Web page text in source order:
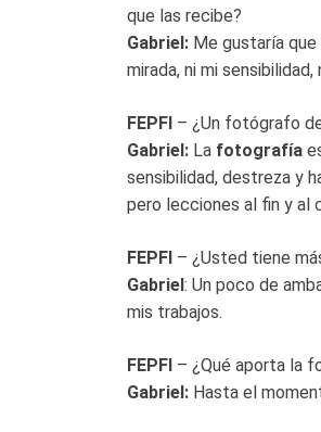
que las recibe?
Gabriel: Me gustaría
mirada, ni mi
FEPFI – ¿Un fotógrafo
Gabriel: La fotografía
sensibilidad, destreza y
pero lecciones al fin y al
FEPFI – ¿Usted tiene
Gabriel: Un poco de
mis trabajos.
FEPFI – ¿Qué aporta la
Gabriel: Hasta el